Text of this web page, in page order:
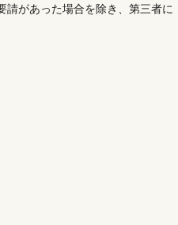
請があった場合を除き、第三者に